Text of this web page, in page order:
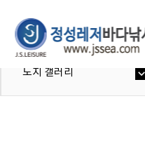
노지 갤러리